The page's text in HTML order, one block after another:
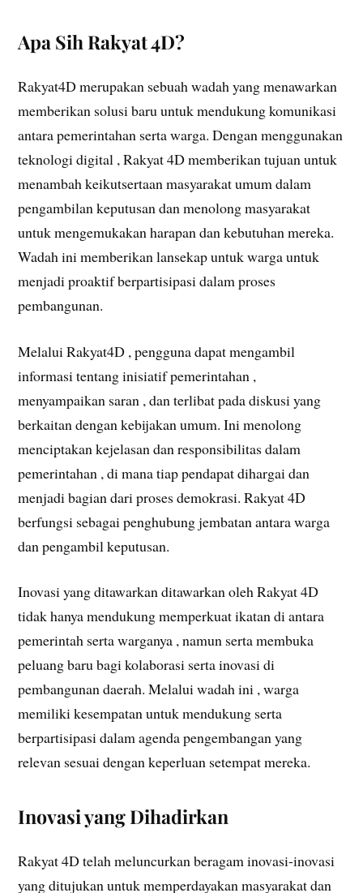
Apa Sih Rakyat 4D?
Rakyat4D merupakan sebuah wadah yang menawarkan
memberikan solusi baru untuk mendukung komunikasi
antara pemerintahan serta warga. Dengan menggunakan
teknologi digital , Rakyat 4D memberikan tujuan untuk
menambah keikutsertaan masyarakat umum dalam
pengambilan keputusan dan menolong masyarakat
untuk mengemukakan harapan dan kebutuhan mereka.
Wadah ini memberikan lansekap untuk warga untuk
menjadi proaktif berpartisipasi dalam proses
pembangunan.
Melalui Rakyat4D , pengguna dapat mengambil
informasi tentang inisiatif pemerintahan ,
menyampaikan saran , dan terlibat pada diskusi yang
berkaitan dengan kebijakan umum. Ini menolong
menciptakan kejelasan dan responsibilitas dalam
pemerintahan , di mana tiap pendapat dihargai dan
menjadi bagian dari proses demokrasi. Rakyat 4D
berfungsi sebagai penghubung jembatan antara warga
dan pengambil keputusan.
Inovasi yang ditawarkan ditawarkan oleh Rakyat 4D
tidak hanya mendukung memperkuat ikatan di antara
pemerintah serta warganya , namun serta membuka
peluang baru bagi kolaborasi serta inovasi di
pembangunan daerah. Melalui wadah ini , warga
memiliki kesempatan untuk mendukung serta
berpartisipasi dalam agenda pengembangan yang
relevan sesuai dengan keperluan setempat mereka.
Inovasi yang Dihadirkan
Rakyat 4D telah meluncurkan beragam inovasi-inovasi
yang ditujukan untuk memperdayakan masyarakat dan